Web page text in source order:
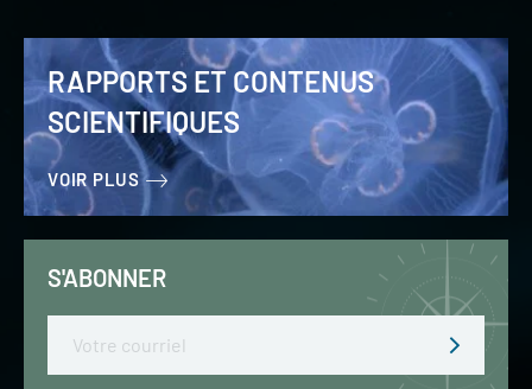
RAPPORTS ET CONTENUS
SCIENTIFIQUES
VOIR PLUS
S'ABONNER